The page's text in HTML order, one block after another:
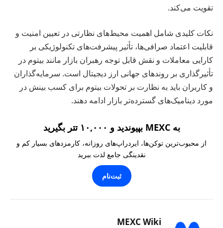
تقویت می‌کند.
نکات کلیدی شامل اهمیت محیط‌های نظارتی در تعیین امنیت و
قابلیت اعتماد صرافی‌ها، تأثیر پیشرفت‌های تکنولوژیکی بر
کارایی معاملات و نقش قابل توجه رهبران بازار مانند بیتوم در
تأثیرگذاری بر روندهای جهانی ارز دیجیتال است. سرمایه‌گذاران
و کاربران باید به نظارت بر تحولات بیتوم برای کسب بینش در
مورد دینامیک‌های گسترده‌تر بازار ادامه دهند.
به MEXC بپیوندید و ۱۰,۰۰۰ تتر بگیرید
از محبوب‌ترین توکن‌ها، ایردراپ‌های روزانه، کارمزدهای بسیار کم و
نقدینگی جامع لذت ببرید
ثبت‌نام
MEXC Wiki